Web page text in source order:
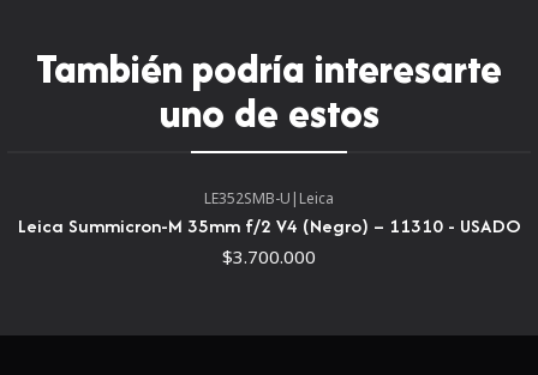
También podría interesarte
uno de estos
LE352SMB-U | Leica
Leica Summicron-M 35mm f/2 V4 (Negro) – 11310 - USADO
$3.700.000